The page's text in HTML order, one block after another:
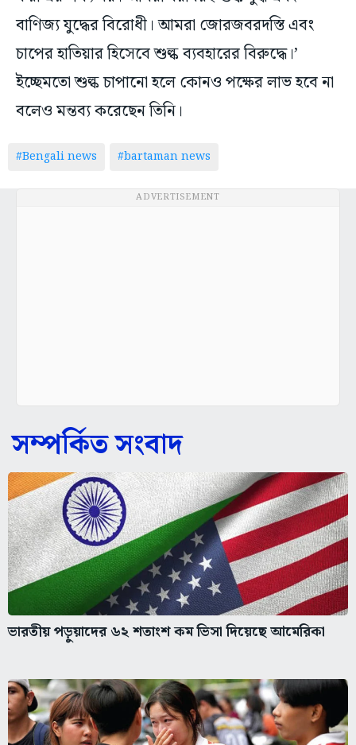
বাণিজ্য যুদ্ধের বিরোধী। আমরা জোরজবরদস্তি এবং
চাপের হাতিয়ার হিসেবে শুল্ক ব্যবহারের বিরুদ্ধে।’
ইচ্ছেমতো শুল্ক চাপানো হলে কোনও পক্ষের লাভ হবে না
বলেও মন্তব্য করেছেন তিনি।
#Bengali news #bartaman news
ADVERTISEMENT
সম্পর্কিত সংবাদ
ভারতীয় পড়ুয়াদের ৬২ শতাংশ কম ভিসা দিয়েছে আমেরিকা